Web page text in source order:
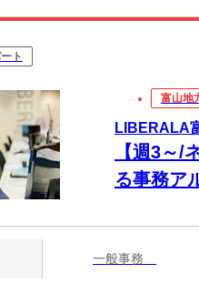
ト
富山地
LIBERALA
【週3～/
る事務ア
一般事務